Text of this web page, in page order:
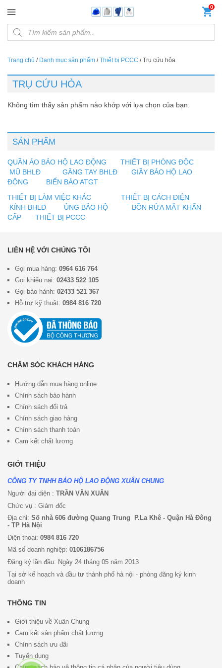
0
Products search
Trang chủ / Danh mục sản phẩm /Thiết bị PCCC /Trụ cứu hỏa
TRỤ CỨU HỎA
Không tìm thấy sản phẩm nào khớp với lựa chọn của bạn.
SẢN PHẨM
QUẦN ÁO BẢO HỘ LAO ĐỘNG
THIẾT BỊ PHÒNG ĐỘC
MŨ BHLĐ
GĂNG TAY BHLĐ
GIẦY BẢO HỘ LAO
ĐỘNG
BIỂN BÁO ATGT
THIẾT BỊ LÀM VIỆC KHÁC
THIẾT BỊ CÁCH ĐIỆN
KÍNH BHLĐ
ỦNG BẢO HỘ
BỒN RỬA MẮT KHẨN
CẤP
THIẾT BỊ PCCC
LIÊN HỆ VỚI CHÚNG TÔI
Gọi mua hàng: 0964 616 764
Gọi khiếu nại: 02433 522 105
Gọi bảo hành: 02433 521 367
Hỗ trợ kỹ thuật: 0984 816 720
CHĂM SÓC KHÁCH HÀNG
Hướng dẫn mua hàng online
Chính sách bảo hành
Chính sách đổi trả
Chính sách giao hàng
Chính sách thanh toán
Cam kết chất lượng
GIỚI THIỆU
CÔNG TY TNHH BẢO HỘ LAO ĐỘNG XUÂN CHUNG
Người đại diện : TRẦN VĂN XUÂN
Chức vụ : Giám đốc
Địa chỉ: Số nhà 606 đường Quang Trung P.La Khê - Quận Hà Đông
- TP Hà Nội
Điện thoại: 0984 816 720
Mã số doanh nghiệp: 0106186756
Đăng ký lần đầu: Ngày 24 tháng 05 năm 2013
Tại sở kế hoạch và đầu tư thành phố hà nội - phòng đăng ký kinh
doanh
THÔNG TIN
Giới thiệu về Xuân Chung
Cam kết sản phẩm chất lượng
Chính sách ưu đãi
Tuyển dụng